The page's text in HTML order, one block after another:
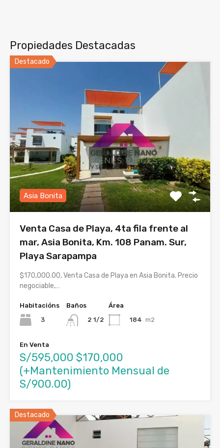
Propiedades Destacadas
Destacado
Asia Bonita
Venta Casa de Playa, 4ta fila frente al
mar, Asia Bonita, Km. 108 Panam. Sur,
Playa Sarapampa
$170,000.00, Venta Casa de Playa en Asia Bonita. Precio
negociable,…
Habitacións
3
Baños
2 1/2
Área
184 m2
En Venta
S/595,000 $170,000
(+Mantenimiento Mensual de
S/900.00)
Destacado